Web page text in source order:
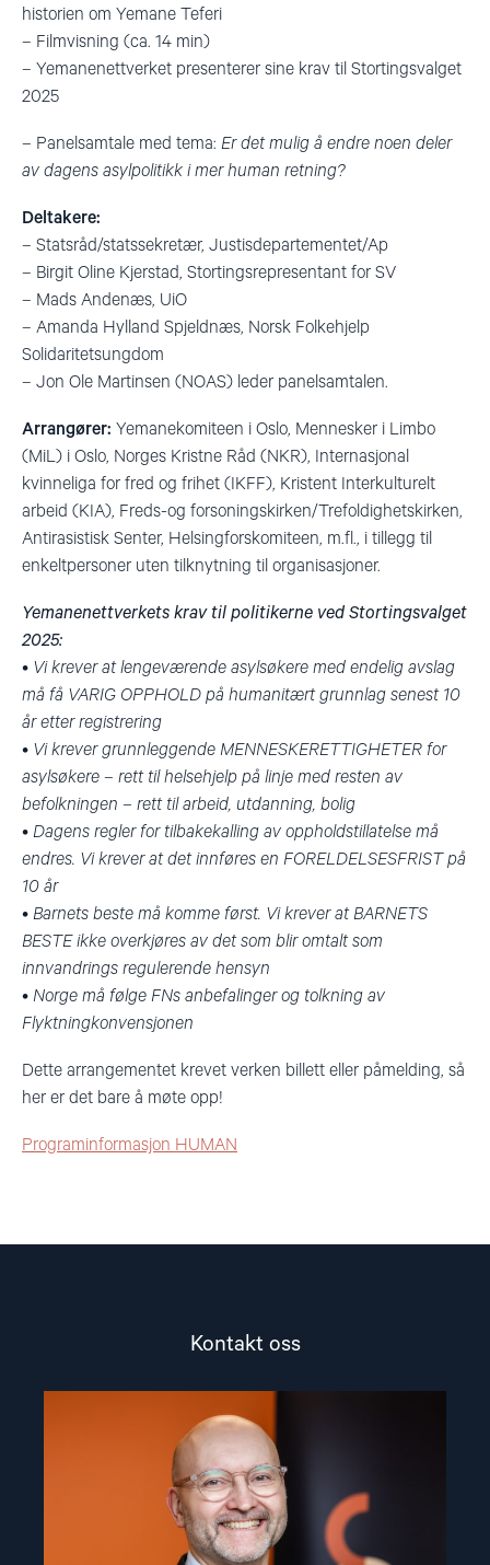
historien om Yemane Teferi
– Filmvisning (ca. 14 min)
– Yemanenettverket presenterer sine krav til Stortingsvalget
2025
– Panelsamtale med tema: Er det mulig å endre noen deler
av dagens asylpolitikk i mer human retning?
Deltakere:
– Statsråd/statssekretær, Justisdepartementet/Ap
– Birgit Oline Kjerstad, Stortingsrepresentant for SV
– Mads Andenæs, UiO
– Amanda Hylland Spjeldnæs, Norsk Folkehjelp
Solidaritetsungdom
– Jon Ole Martinsen (NOAS) leder panelsamtalen.
Arrangører: Yemanekomiteen i Oslo, Mennesker i Limbo
(MiL) i Oslo, Norges Kristne Råd (NKR), Internasjonal
kvinneliga for fred og frihet (IKFF), Kristent Interkulturelt
arbeid (KIA), Freds-og forsoningskirken/Trefoldighetskirken,
Antirasistisk Senter, Helsingforskomiteen, m.fl., i tillegg til
enkeltpersoner uten tilknytning til organisasjoner.
Yemanenettverkets krav til politikerne ved Stortingsvalget
2025:
• Vi krever at lengeværende asylsøkere med endelig avslag
må få VARIG OPPHOLD på humanitært grunnlag senest 10
år etter registrering
• Vi krever grunnleggende MENNESKERETTIGHETER for
asylsøkere – rett til helsehjelp på linje med resten av
befolkningen – rett til arbeid, utdanning, bolig
• Dagens regler for tilbakekalling av oppholdstillatelse må
endres. Vi krever at det innføres en FORELDELSESFRIST på
10 år
• Barnets beste må komme først. Vi krever at BARNETS
BESTE ikke overkjøres av det som blir omtalt som
innvandrings regulerende hensyn
• Norge må følge FNs anbefalinger og tolkning av
Flyktningkonvensjonen
Dette arrangementet krevet verken billett eller påmelding, så
her er det bare å møte opp!
Programinformasjon HUMAN
Kontakt oss
article
"Dag
Fedøy"